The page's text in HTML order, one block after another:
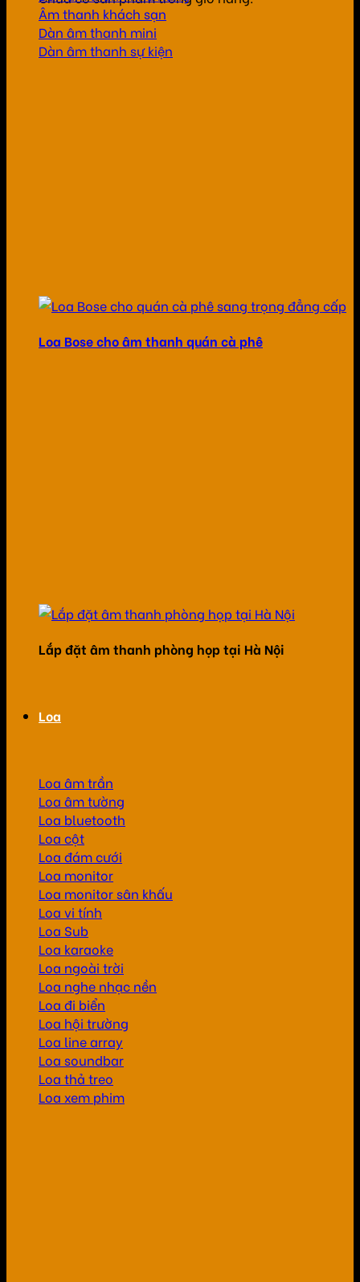
Âm thanh khách sạn
Dàn âm thanh mini
Dàn âm thanh sự kiện
Loa Bose cho âm thanh quán cà phê
Lắp đặt âm thanh phòng họp tại Hà Nội
Loa
Loa âm trần
Loa âm tường
Loa bluetooth
Loa cột
Loa đám cưới
Loa monitor
Loa monitor sân khấu
Loa vi tính
Loa Sub
Loa karaoke
Loa ngoài trời
Loa nghe nhạc nền
Loa đi biển
Loa hội trường
Loa line array
Loa soundbar
Loa thả treo
Loa xem phim